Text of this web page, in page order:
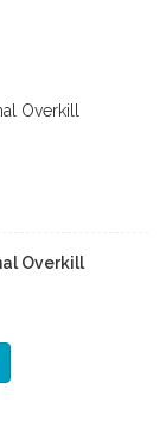
Overkill